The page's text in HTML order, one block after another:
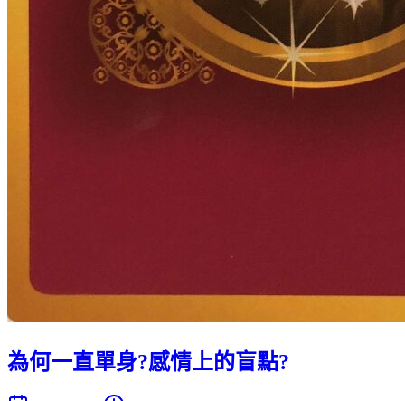
為何一直單身?感情上的盲點?